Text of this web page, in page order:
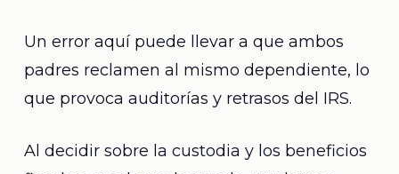
Un error aquí puede llevar a que ambos
padres reclamen al mismo dependiente, lo
que provoca auditorías y retrasos del IRS.
Al decidir sobre la custodia y los beneficios